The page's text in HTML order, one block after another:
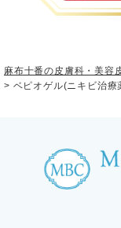
麻布十番の皮膚科・美容
> ベピオゲル(ニキビ治療